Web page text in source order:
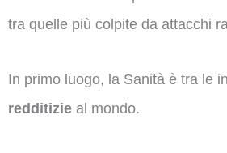
tra quelle più colpite da attacchi
In primo luogo, la Sanità è tra le
redditizie al mondo.